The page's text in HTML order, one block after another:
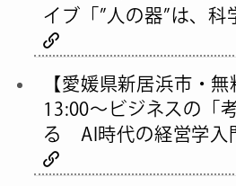
イブ「”人の器”は、科
【愛媛県新居浜市・
13:00〜ビジネスの「
る AI時代の経営学